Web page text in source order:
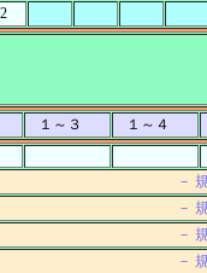
2
１～３
１～４
－
－
－
－